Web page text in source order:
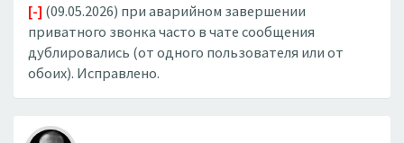
[-] (09.05.2026) при аварийном завершении
приватного звонка часто в чате сообщения
дублировались (от одного пользователя или от
обоих). Исправлено.